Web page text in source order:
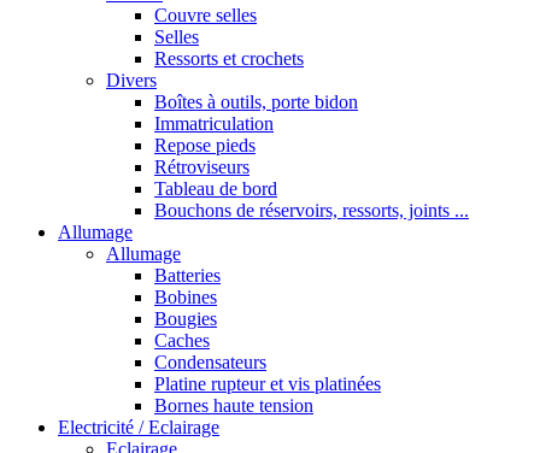
Couvre selles
Selles
Ressorts et crochets
Divers
Boîtes à outils, porte bidon
Immatriculation
Repose pieds
Rétroviseurs
Tableau de bord
Bouchons de réservoirs, ressorts, joints ...
Allumage
Allumage
Batteries
Bobines
Bougies
Caches
Condensateurs
Platine rupteur et vis platinées
Bornes haute tension
Electricité / Eclairage
Eclairage